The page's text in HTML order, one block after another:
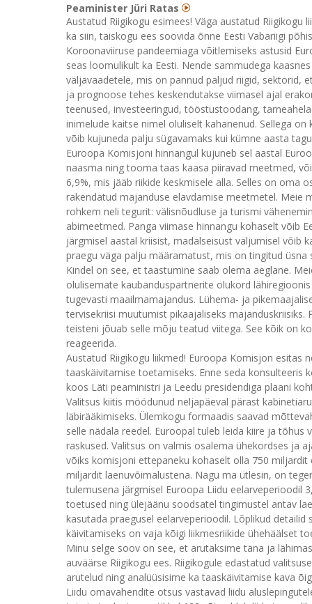
Peaminister Jüri Ratas
Austatud Riigikogu esimees! Väga austatud Riigikogu
ka siin, täiskogu ees soovida õnne Eesti Vabariigi
Koroonaviiruse pandeemiaga võitlemiseks astusid
seas loomulikult ka Eesti. Nende sammudega
väljavaadetele, mis on pannud paljud riigid, sektorid,
ja prognoose tehes keskendutakse viimasel ajal
teenused, investeeringud, tööstustoodang,
inimelude kaitse nimel oluliselt kahanenud. Sellega
võib kujuneda palju sügavamaks kui kümne aasta
Euroopa Komisjoni hinnangul kujuneb sel aastal
naasma ning tooma taas kaasa piiravad meetmed,
6,9%, mis jääb riikide keskmisele alla. Selles on oma
rakendatud majanduse elavdamise meetmetel. Meie
rohkem neli tegurit: välisnõudluse ja turismi
abimeetmed. Panga viimase hinnangu kohaselt võib
järgmisel aastal kriisist, madalseisust väljumisel võib
praegu väga palju määramatust, mis on tingitud
Kindel on see, et taastumine saab olema aeglane.
olulisemate kaubanduspartnerite olukord
tugevasti maailmamajandus. Lühema- ja
tervisekriisi muutumist pikaajaliseks
teisteni jõuab selle mõju teatud viitega. See kõik on
reageerida.
Austatud Riigikogu liikmed! Euroopa Komisjon esitas
taaskäivitamise toetamiseks. Enne seda konsulteeris
koos Läti peaministri ja Leedu presidendiga plaani
Valitsus kiitis möödunud neljapäeval pärast
läbirääkimiseks. Ülemkogu formaadis saavad
selle nädala reedel. Euroopal tuleb leida kiire ja
raskused. Valitsus on valmis osalema ühekordses ja
võiks komisjoni ettepaneku kohaselt olla 750
miljardit laenuvõimalustena. Nagu ma ütlesin, on
tulemusena järgmisel Euroopa Liidu
toetused ning ülejäänu soodsatel tingimustel antav
kasutada praegusel eelarveperioodil. Lõplikud
käivitamiseks on vaja kõigi liikmesriikide ühehäälset
Minu selge soov on see, et arutaksime täna ja
auväärse Riigikogu ees. Riigikogule edastatud
arutelud ning analüüsisime ka taaskäivitamise kava
Liidu omavahendite otsus vastavad liidu